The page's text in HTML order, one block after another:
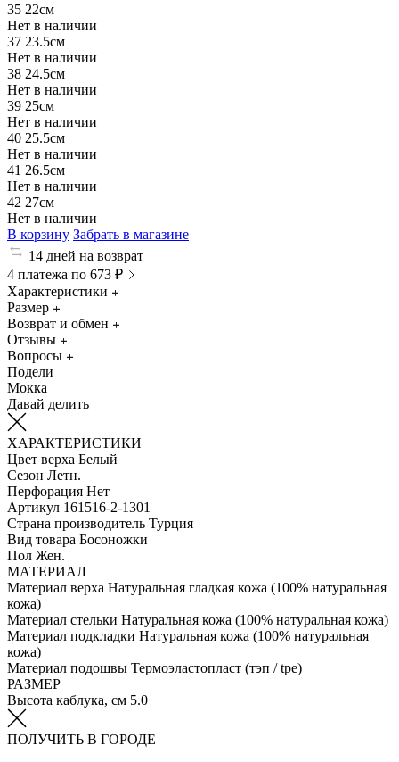
35 22см
Нет в наличии
37 23.5см
Нет в наличии
38 24.5см
Нет в наличии
39 25см
Нет в наличии
40 25.5см
Нет в наличии
41 26.5см
Нет в наличии
42 27см
Нет в наличии
В корзину Забрать в магазине
14 дней на возврат
4 платежа по 673 ₽
Характеристики
Размер
Возврат и обмен
Отзывы
Вопросы
Подели
Мокка
Давай делить
ХАРАКТЕРИСТИКИ
Цвет верха Белый
Сезон Летн.
Перфорация Нет
Артикул 161516-2-1301
Страна производитель Турция
Вид товара Босоножки
Пол Жен.
МАТЕРИАЛ
Материал верха Натуральная гладкая кожа (100% натуральная
кожа)
Материал стельки Натуральная кожа (100% натуральная кожа)
Материал подкладки Натуральная кожа (100% натуральная
кожа)
Материал подошвы Термоэластопласт (тэп / tpe)
РАЗМЕР
Высота каблука, см 5.0
ПОЛУЧИТЬ В ГОРОДЕ